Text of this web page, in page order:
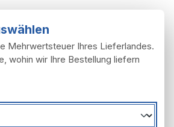
Mehrwertsteuer Ihres Lieferlandes.
wohin wir Ihre Bestellung liefern